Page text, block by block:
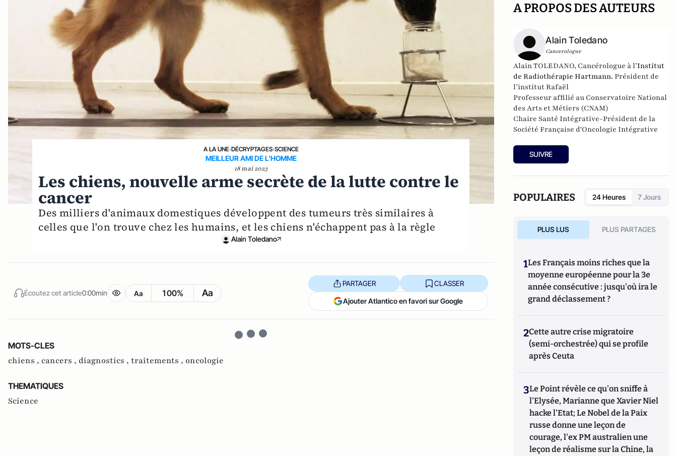
A LA UNE›DÉCRYPTAGES›SCIENCE
MEILLEUR AMI DE L'HOMME
18 mai 2023
Les chiens, nouvelle arme secrète de la lutte contre le
cancer
Des milliers d'animaux domestiques développent des tumeurs très similaires à
celles que l'on trouve chez les humains, et les chiens n'échappent pas à la règle
Alain Toledano
Écoutez cet article0:00min Aa 100% Aa
PARTAGER CLASSER
Ajouter Atlantico en favori sur Google
MOTS-CLES
chiens , cancers , diagnostics , traitements , oncologie
THEMATIQUES
Science
A PROPOS DES AUTEURS
Alain Toledano
Cancerologue
Alain TOLEDANO, Cancérologue à l’Institut
de Radiothérapie Hartmann. Président de
l’institut Rafaël
Professeur affilié au Conservatoire National
des Arts et Métiers (CNAM)
Chaire Santé Intégrative-Président de la
Société Française d'Oncologie Intégrative
SUIVRE
POPULAIRES 24 Heures 7 Jours
PLUS LUS PLUS PARTAGES
1Les Français moins riches que la
moyenne européenne pour la 3e
année consécutive : jusqu'où ira le
grand déclassement ?
2Cette autre crise migratoire
(semi-orchestrée) qui se profile
après Ceuta
3Le Point révèle ce qu'on sniffe à
l'Elysée, Marianne que Xavier Niel
hacke l'Etat; Le Nobel de la Paix
russe donne une leçon de
courage, l'ex PM australien une
leçon de réalisme sur la Chine, la